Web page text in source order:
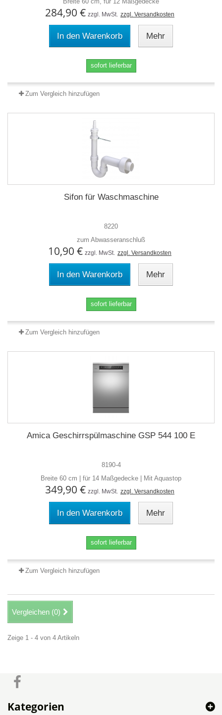
284,90 € zzgl. MwSt. zzgl. Versandkosten
In den Warenkorb Mehr
sofort lieferbar
Zum Vergleich hinzufügen
Sifon für Waschmaschine
8220
zum Abwasseranschluß
10,90 € zzgl. MwSt. zzgl. Versandkosten
In den Warenkorb Mehr
sofort lieferbar
Zum Vergleich hinzufügen
Amica Geschirrspülmaschine GSP 544 100 E
8190-4
Breite 60 cm | für 14 Maßgedecke | Mit Aquastop
349,90 € zzgl. MwSt. zzgl. Versandkosten
In den Warenkorb Mehr
sofort lieferbar
Zum Vergleich hinzufügen
Vergleichen (0)
Zeige 1 - 4 von 4 Artikeln
Kategorien